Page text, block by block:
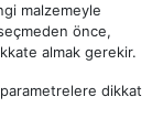
malzemeyle
seçmeden önce,
almak gerekir.
parametrelere dikkat